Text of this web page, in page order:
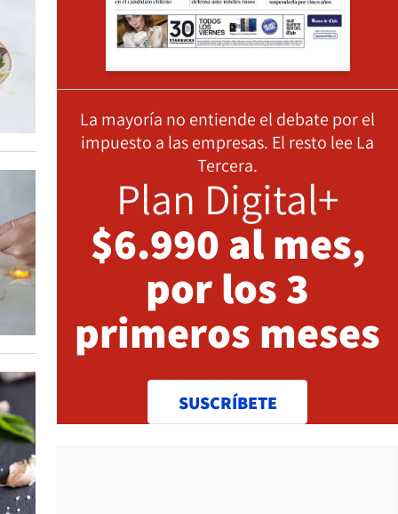
La mayoría no entiende el debate por el
impuesto a las empresas. El resto lee La
Tercera.
Plan Digital+
$6.990 al mes,
por los 3
primeros meses
SUSCRÍBETE